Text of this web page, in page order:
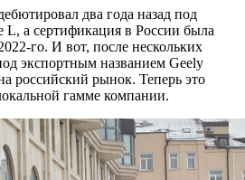
два года назад под
L, а сертификация в России была
го. И вот, после нескольких
экспортным названием Geely
российский рынок. Теперь это
гамме компании.